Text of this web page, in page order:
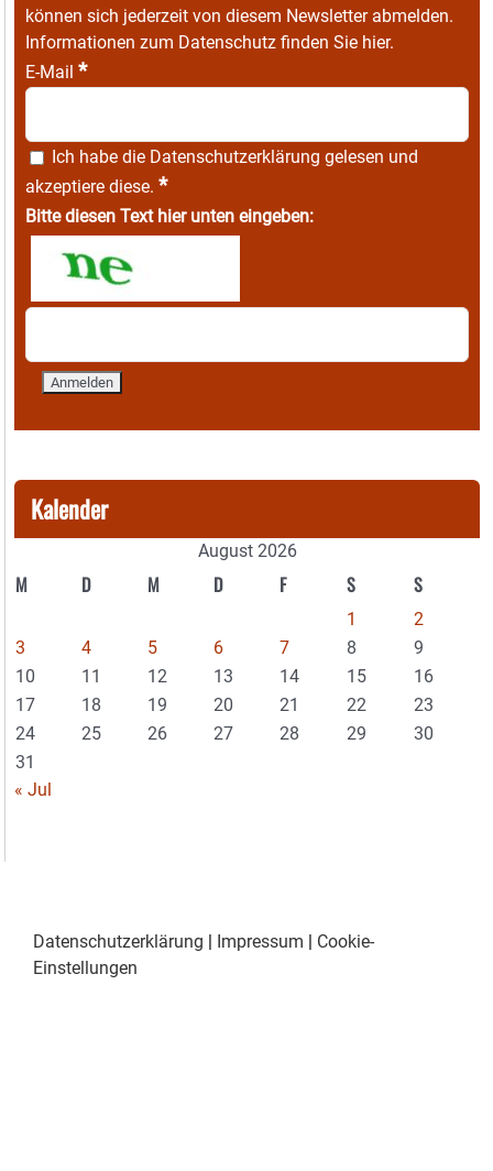
können sich jederzeit von diesem Newsletter abmelden.
Informationen zum Datenschutz finden Sie hier.
E-Mail *
Ich habe die Datenschutzerklärung gelesen und
akzeptiere diese. *
Bitte diesen Text hier unten eingeben:
Kalender
August 2026
M D M D F S S
1
2
3
4 5 6 7 8
9
10
11 12 13 14 15
16
17
18 19 20 21 22
23
24
25 26 27 28 29
30
31
« Jul
Datenschutzerklärung Impressum
Cookie-
Einstellungen